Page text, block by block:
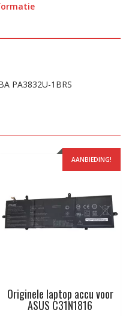
PA3832U-1BRS
AANBIEDING!
Originele laptop accu voor
ASUS C31N1816